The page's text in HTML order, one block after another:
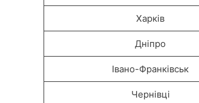
Харків
Дніпро
Івано-Франківськ
Чернівці